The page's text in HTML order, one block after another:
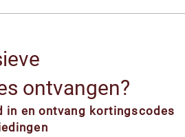
ontvangen?
in en ontvang kortingscodes